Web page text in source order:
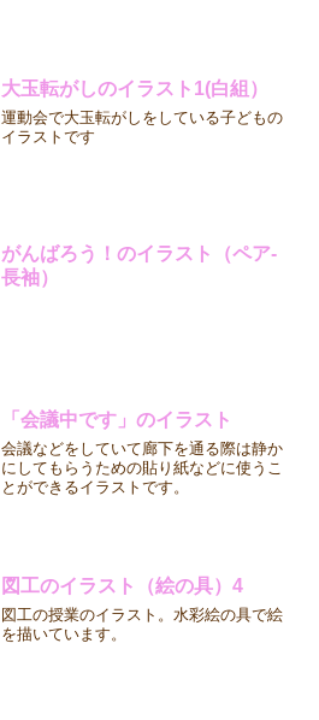
大玉転がしのイラスト1(白組）
運動会で大玉転がしをしている子どもの
イラストです
がんばろう！のイラスト（ペア-
長袖）
「会議中です」のイラスト
会議などをしていて廊下を通る際は静か
にしてもらうための貼り紙などに使うこ
とができるイラストです。
図工のイラスト（絵の具）4
図工の授業のイラスト。水彩絵の具で絵
を描いています。